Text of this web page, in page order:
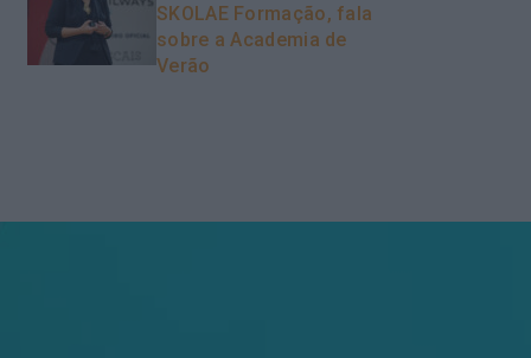
SKOLAE Formação, fala
sobre a Academia de
Verão